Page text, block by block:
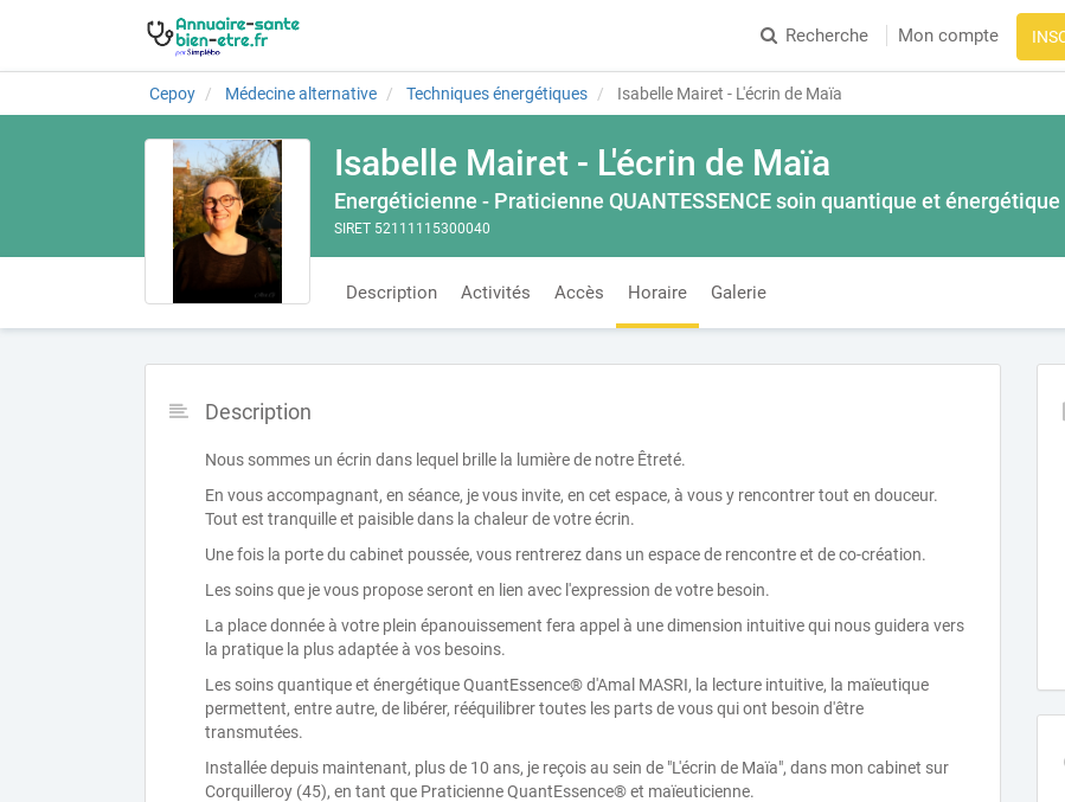
Recherche Mon compte
Cepoy Médecine alternative Techniques énergétiques Isabelle Mairet - L'écrin de Maïa
Isabelle Mairet - L'écrin de Maïa
Energéticienne - Praticienne QUANTESSENCE soin quantique et énergétique
SIRET 52111115300040
Description Activités Accès Horaire Galerie
Description
Nous sommes un écrin dans lequel brille la lumière de notre Êtreté.
En vous accompagnant, en séance, je vous invite, en cet espace, à vous y rencontrer tout en douceur.
Tout est tranquille et paisible dans la chaleur de votre écrin.
Une fois la porte du cabinet poussée, vous rentrerez dans un espace de rencontre et de co-création.
Les soins que je vous propose seront en lien avec l'expression de votre besoin.
La place donnée à votre plein épanouissement fera appel à une dimension intuitive qui nous guidera vers
la pratique la plus adaptée à vos besoins.
Les soins quantique et énergétique QuantEssence® d'Amal MASRI, la lecture intuitive, la maïeutique
permettent, entre autre, de libérer, rééquilibrer toutes les parts de vous qui ont besoin d'être
transmutées.
Installée depuis maintenant, plus de 10 ans, je reçois au sein de "L'écrin de Maïa", dans mon cabinet sur
Corquilleroy (45), en tant que Praticienne QuantEssence® et maïeuticienne.